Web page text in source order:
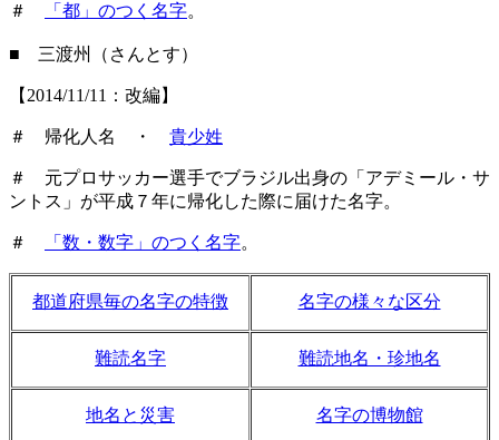
＃ 「都」のつく名字。
■ 三渡州（さんとす）
【2014/11/11：改編】
＃ 帰化人名 ・ 貴少姓
＃ 元プロサッカー選手でブラジル出身の「アデミール・サ
ントス」が平成７年に帰化した際に届けた名字。
＃ 「数・数字」のつく名字。
都道府県毎の名字の特徴 名字の様々な区分
難読名字 難読地名・珍地名
地名と災害 名字の博物館